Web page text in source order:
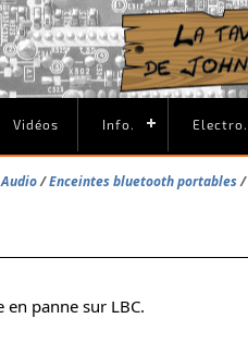
Vidéos Info. Electro.
Enceintes bluetooth portables
panne sur LBC.